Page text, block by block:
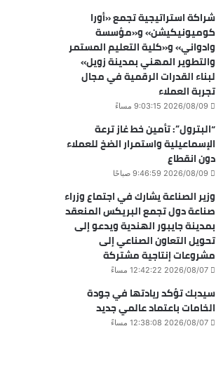
شراكة استراتيجية تجمع «أورا
كوميونيكيشن» و«مؤسسة
وادواني» و«كلية التعليم المستمر
والتطوير المهني بمدينة زويل»
لبناء القدرات الرقمية في مجال
تجربة العملاء
2026/08/09 9:03:15 مساءً
“البترول”: تأمين خط غاز ترعة
الإسماعيلية واستمرار الضخ للعملاء
دون انقطاع
2026/08/09 9:46:59 صباحًا
وزير الصناعة يشارك في اجتماع وزراء
صناعة دول تجمع البريكس المنعقد
بمدينة جايبور الهندية ويدعو إلى
تحويل التعاون الصناعي إلى
مشروعات إنتاجية مشتركة
2026/08/07 12:42:22 مساءً
سيدبك تؤكد ريادتها في جودة
الخامات باعتماد عالمي جديد
2026/08/07 12:38:08 مساءً